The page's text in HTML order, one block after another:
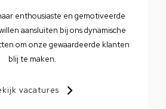
enthousiaste en gemotiveerde
aansluiten bij ons dynamische
om onze gewaardeerde klanten
blij te maken.
vacatures